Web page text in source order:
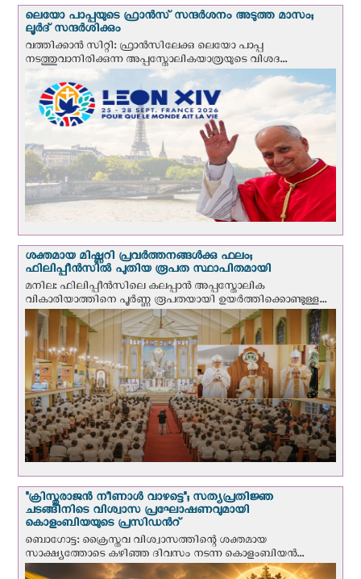
ലെയോ പാപ്പയുടെ ഫ്രാന്‍സ് സന്ദര്‍ശനം അടുത്ത മാസം;
ലൂര്‍ദ് സന്ദര്‍ശിക്കും
വത്തിക്കാന്‍ സിറ്റി: ഫ്രാൻസിലേക്കു ലെയോ പാപ്പ
നടത്തുവാനിരിക്കുന്ന അപ്പസ്തോലികയാത്രയുടെ വിശദ...
ശക്തമായ മിഷ്ണറി പ്രവർത്തനങ്ങൾക്കു ഫലം;
ഫിലിപ്പീൻസിൽ പുതിയ രൂപത സ്ഥാപിതമായി
മനില: ഫിലിപ്പീൻസിലെ കലപ്പാൻ അപ്പസ്തോലിക
വികാരിയാത്തിനെ പൂർണ്ണ രൂപതയായി ഉയർത്തിക്കൊണ്ടുള്ള...
"ക്രിസ്തുരാജന്‍ നീണാള്‍ വാഴട്ടെ"; സത്യപ്രതിജ്ഞ
ചടങ്ങിനിടെ വിശ്വാസ പ്രഘോഷണവുമായി
കൊളംബിയയുടെ പ്രസിഡന്‍റ്
ബൊഗോട്ട: ക്രൈസ്തവ വിശ്വാസത്തിന്റെ ശക്തമായ
സാക്ഷ്യത്തോടെ കഴിഞ്ഞ ദിവസം നടന്ന കൊളംബിയന്‍...